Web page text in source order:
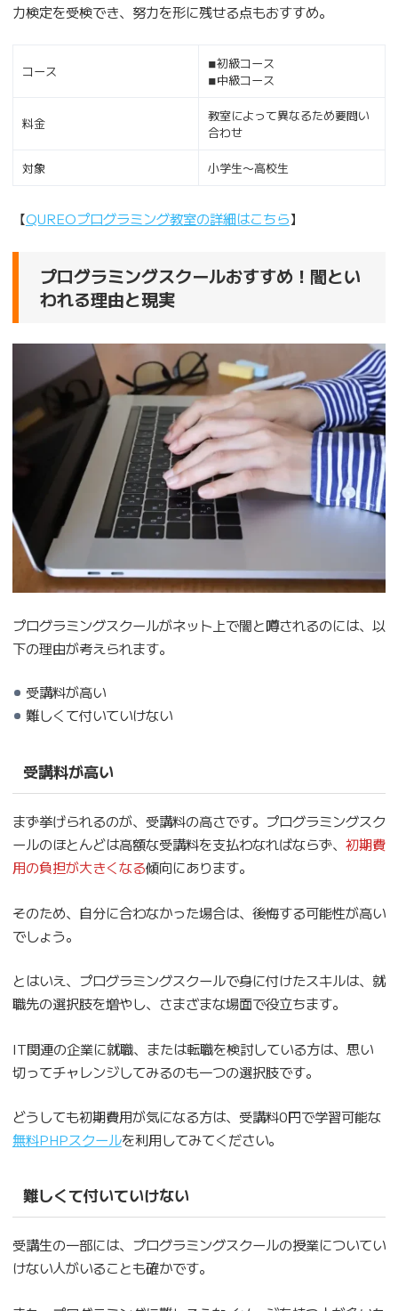
力検定を受検でき、努力を形に残せる点もおすすめ。
コース
◾︎初級コース
◾︎中級コース
料金
教室によって異なるため要問い
合わせ
対象 小学生〜高校生
【QUREOプログラミング教室の詳細はこちら】
プログラミングスクールおすすめ！闇とい
われる理由と現実
プログラミングスクールがネット上で闇と噂されるのには、以
下の理由が考えられます。
受講料が高い
難しくて付いていけない
受講料が高い
まず挙げられるのが、受講料の高さです。プログラミングスク
ールのほとんどは高額な受講料を支払わなればならず、 初期費
用の負担が大きくなる傾向にあります。
そのため、自分に合わなかった場合は、後悔する可能性が高い
でしょう。
とはいえ、プログラミングスクールで身に付けたスキルは、就
職先の選択肢を増やし、さまざまな場面で役立ちます。
IT関連の企業に就職、または転職を検討している方は、思い
切ってチャレンジしてみるのも一つの選択肢です。
どうしても初期費用が気になる方は、受講料0円で学習可能な
無料PHPスクールを利用してみてください。
難しくて付いていけない
受講生の一部には、プログラミングスクールの授業についてい
けない人がいることも確かです。